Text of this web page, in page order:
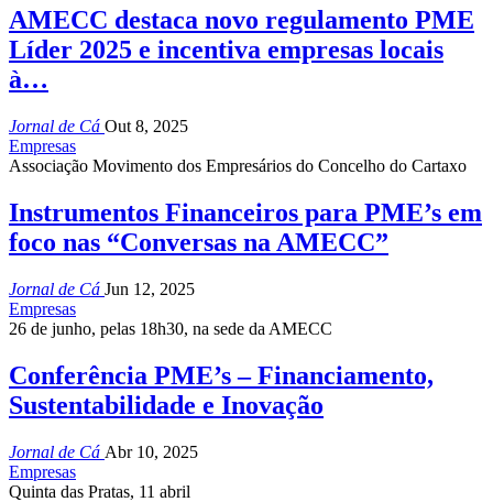
AMECC destaca novo regulamento PME
Líder 2025 e incentiva empresas locais
à…
Jornal de Cá Out 8, 2025
Empresas
Associação Movimento dos Empresários do Concelho do Cartaxo
Instrumentos Financeiros para PME’s em
foco nas “Conversas na AMECC”
Jornal de Cá Jun 12, 2025
Empresas
26 de junho, pelas 18h30, na sede da AMECC
Conferência PME’s – Financiamento,
Sustentabilidade e Inovação
Jornal de Cá Abr 10, 2025
Empresas
Quinta das Pratas, 11 abril